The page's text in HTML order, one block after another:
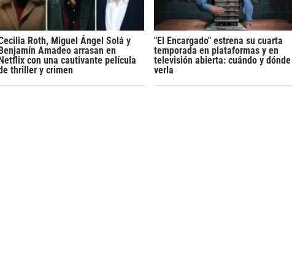
Roth, Miguel Ángel Solá y
Amadeo arrasan en
con una cautivante película
thriller y crimen
"El Encargado" estrena su cuarta
temporada en plataformas y en
televisión abierta: cuándo y dónde
verla